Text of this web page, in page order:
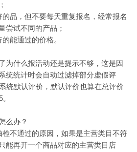
的品，但不要每天重复报名，经常报名
尝试不同的产品；
能通过的价格。
为什么报活动还是提示不够，这是因
统统计时会自动过滤掉部分虚假评
统默认评价，默认评价也算在总评价
么办？
检不通过的原因，如果是主营类目不符
能再开一个商品对应的主营类目店